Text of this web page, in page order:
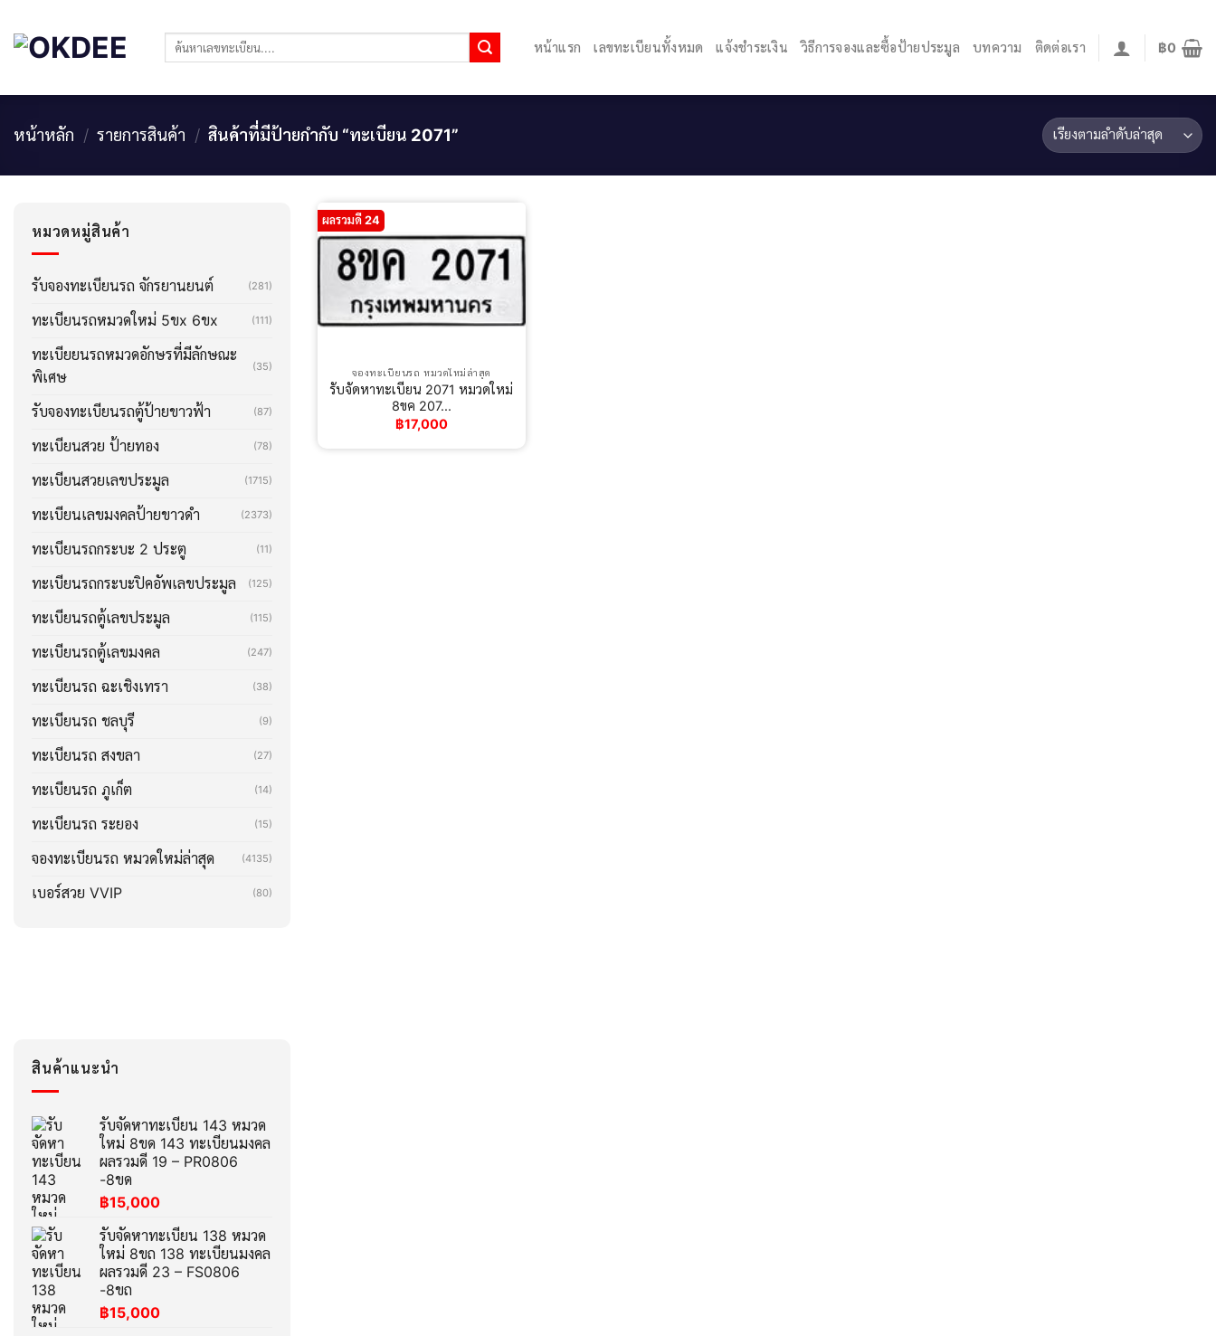
content
ค้นหา: หน้าแรก เลขทะเบียนทั้งหมด แจ้งชำระเงิน วิธีการจองและซื้อป้ายประมูล บทความ ติดต่อเรา ฿0
หน้าหลัก / รายการสินค้า / สินค้าที่มีป้ายกำกับ “ทะเบียน 2071”
หมวดหมู่สินค้า
รับจองทะเบียนรถ จักรยานยนต์ (281)
ทะเบียนรถหมวดใหม่ 5ขx 6ขx (111)
ทะเบียยนรถหมวดอักษรที่มีลักษณะ
พิเศษ
(35)
รับจองทะเบียนรถตู้ป้ายขาวฟ้า (87)
ทะเบียนสวย ป้ายทอง (78)
ทะเบียนสวยเลขประมูล (1715)
ทะเบียนเลขมงคลป้ายขาวดำ (2373)
ทะเบียนรถกระบะ 2 ประตู (11)
ทะเบียนรถกระบะปิคอัพเลขประมูล (125)
ทะเบียนรถตู้เลขประมูล (115)
ทะเบียนรถตู้เลขมงคล (247)
ทะเบียนรถ ฉะเชิงเทรา (38)
ทะเบียนรถ ชลบุรี (9)
ทะเบียนรถ สงขลา (27)
ทะเบียนรถ ภูเก็ต (14)
ทะเบียนรถ ระยอง (15)
จองทะเบียนรถ หมวดใหม่ล่าสุด (4135)
เบอร์สวย VVIP (80)
สินค้าแนะนำ
รับจัดหาทะเบียน 143 หมวด
ใหม่ 8ขด 143 ทะเบียนมงคล
ผลรวมดี 19 – PR0806
-8ขด
฿15,000
รับจัดหาทะเบียน 138 หมวด
ใหม่ 8ขถ 138 ทะเบียนมงคล
ผลรวมดี 23 – FS0806
-8ขถ
฿15,000
ผลรวมดี 24
จองทะเบียนรถ หมวดใหม่ล่าสุด
รับจัดหาทะเบียน 2071 หมวดใหม่
8ขค 207...
฿17,000